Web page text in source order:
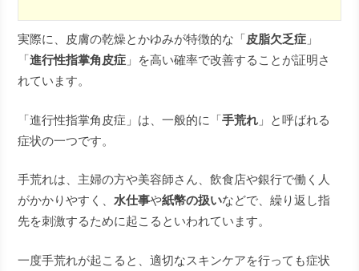
実際に、皮膚の乾燥とかゆみが特徴的な「皮脂欠乏症 」
「進行性指掌角皮症 」を高い確率で改善することが証明さ
れています。
「進行性指掌角皮症」は、一般的に「手荒れ 」と呼ばれる
症状の一つです。
手荒れは、主婦の方や美容師さん、飲食店や銀行で働く人
がかかりやすく、水仕事や紙幣の扱いなどで、繰り返し指
先を刺激するために起こるといわれています。
一度手荒れが起こると、適切なスキンケアを行っても症状